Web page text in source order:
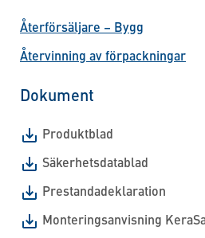
Återförsäljare – Bygg
Återvinning av förpackningar
Dokument
Produktblad
Säkerhetsdatablad
Prestandadeklaration
Monteringsanvisning